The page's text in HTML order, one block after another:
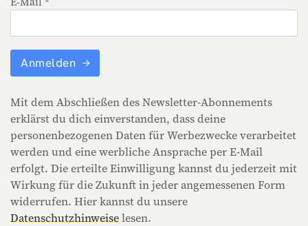
Anmelden
Mit dem Abschließen des Newsletter-Abonnements
erklärst du dich einverstanden, dass deine
personenbezogenen Daten für Werbezwecke verarbeitet
werden und eine werbliche Ansprache per E-Mail
erfolgt. Die erteilte Einwilligung kannst du jederzeit mit
Wirkung für die Zukunft in jeder angemessenen Form
widerrufen. Hier kannst du unsere
Datenschutzhinweiselesen.